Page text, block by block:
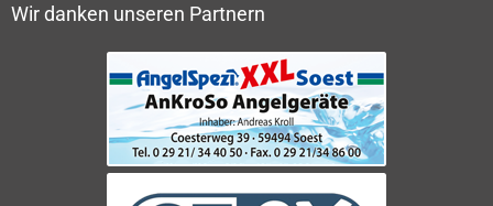
Wir danken unseren Partnern